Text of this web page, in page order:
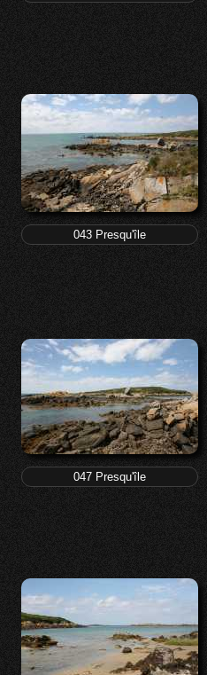
043 Presqu'île
047 Presqu'île